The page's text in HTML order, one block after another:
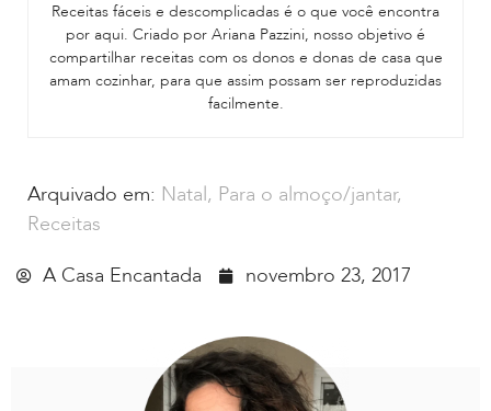
Receitas fáceis e descomplicadas é o que você encontra
por aqui. Criado por Ariana Pazzini, nosso objetivo é
compartilhar receitas com os donos e donas de casa que
amam cozinhar, para que assim possam ser reproduzidas
facilmente.
Arquivado em: Natal, Para o almoço/jantar,
Receitas
A Casa Encantada
novembro 23, 2017